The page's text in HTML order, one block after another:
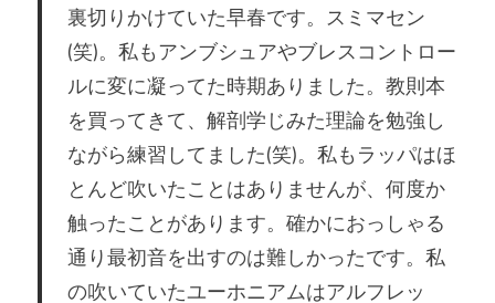
裏切りかけていた早春です。スミマセン
(笑)。私もアンブシュアやブレスコントロー
ルに変に凝ってた時期ありました。教則本
を買ってきて、解剖学じみた理論を勉強し
ながら練習してました(笑)。私もラッパはほ
とんど吹いたことはありませんが、何度か
触ったことがあります。確かにおっしゃる
通り最初音を出すのは難しかったです。私
の吹いていたユーホニアムはアルフレッ